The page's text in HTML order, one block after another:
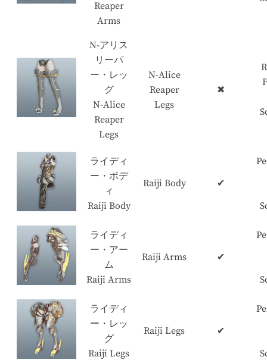
Reaper
Arms
N-アリス
リーパ
ー・レッ
グ
N-Alice
Reaper
Legs
N-Alice
Reaper
Legs
✖
ライディ
ー・ボデ
ィ
Raiji Body
Raiji Body ✔
ライディ
ー・アー
ム
Raiji Arms
Raiji Arms ✔
ライディ
ー・レッ
グ
Raiji Legs
Raiji Legs ✔